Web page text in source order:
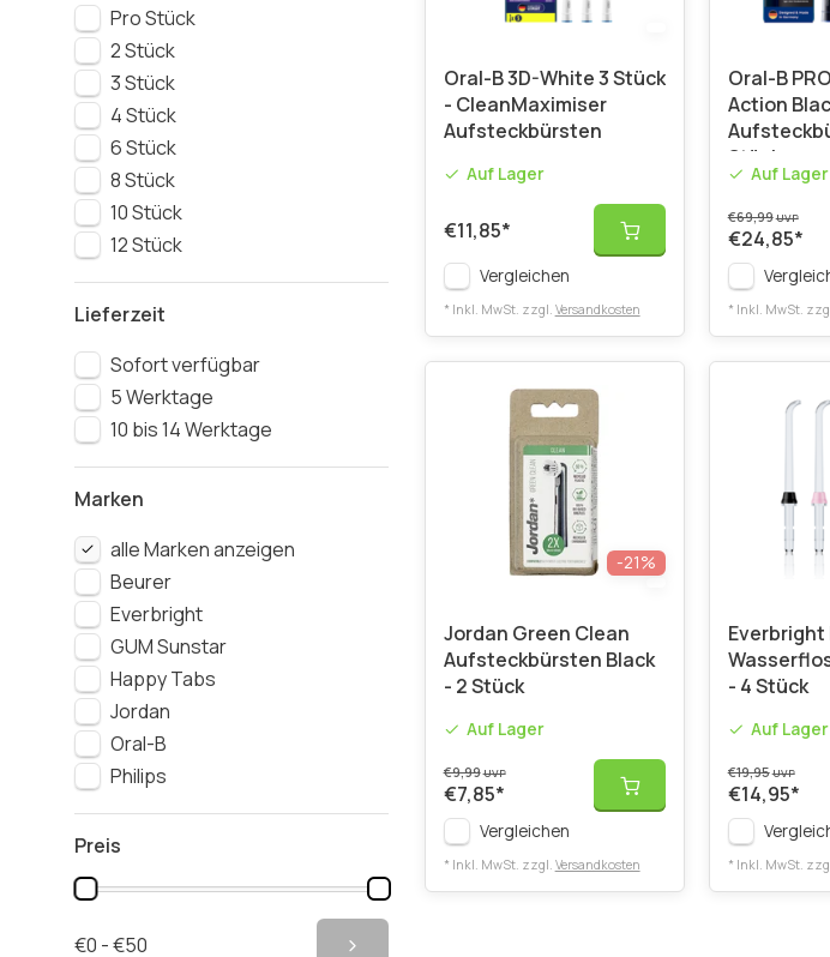
Pro Stück
2 Stück
3 Stück
4 Stück
6 Stück
8 Stück
10 Stück
12 Stück
Lieferzeit
Sofort verfügbar
5 Werktage
10 bis 14 Werktage
Marken
alle Marken anzeigen
Beurer
Everbright
GUM Sunstar
Happy Tabs
Jordan
Oral-B
Philips
Preis
€0 - €50
Oral-B 3D-White 3 Stück
- CleanMaximiser
Aufsteckbürsten
Auf Lager
€11,85*
Vergleichen
* Inkl. MwSt. zzgl. Versandkosten
Oral-B
Action
Stück
Auf Lager
€69,99UVP
€24,85*
* Inkl. MwSt.
-21%
Jordan Green Clean
Aufsteckbürsten Black
- 2 Stück
Auf Lager
€9,99UVP
€7,85*
Vergleichen
* Inkl. MwSt. zzgl. Versandkosten
- 4 Stück
Auf Lager
€19,95UVP
€14,95*
* Inkl. MwSt.